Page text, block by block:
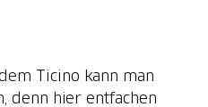
Ticino kann man
denn hier entfachen